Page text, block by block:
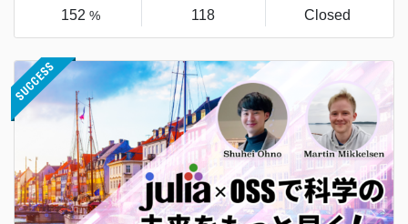
152 % 118 Closed